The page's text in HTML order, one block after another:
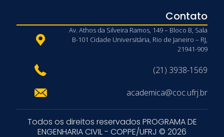
Contato
Av. Athos da Silveira Ramos, 149 – Bloco B, Sala
B-101 Cidade Universitária, Rio de Janeiro – RJ,
21941-909
(21) 3938-1569
academica@coc.ufrj.br
Todos os direitos reservados PROGRAMA DE
ENGENHARIA CIVIL - COPPE/UFRJ © 2026